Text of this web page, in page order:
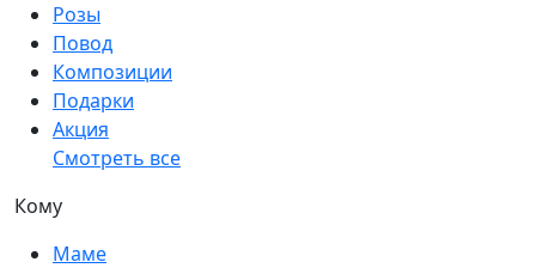
Розы
Повод
Композиции
Подарки
Акция
Смотреть все
Кому
Маме